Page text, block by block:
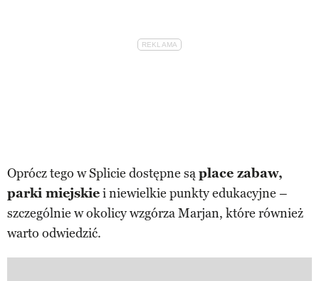
Oprócz tego w Splicie dostępne sąplace zabaw,
parki miejskiei niewielkie punkty edukacyjne –
szczególnie w okolicy wzgórza Marjan, które również
warto odwiedzić.